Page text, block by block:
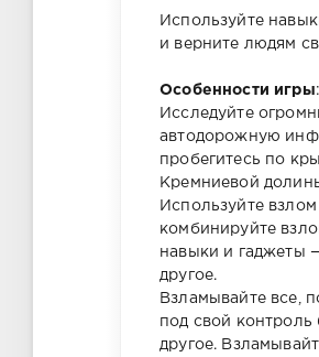
Используйте
и верните людям
Особенности игры:
Исследуйте
автодорожную
пробегитесь по
Кремниевой
Используйте
комбинируйте
навыки и гаджеты
другое.
Взламывайте все,
под свой контроль
другое.